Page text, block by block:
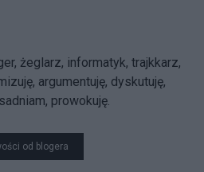
żeglarz, informatyk, trajkkarz,
argumentuję, dyskutuję,
prowokuję.
od blogera